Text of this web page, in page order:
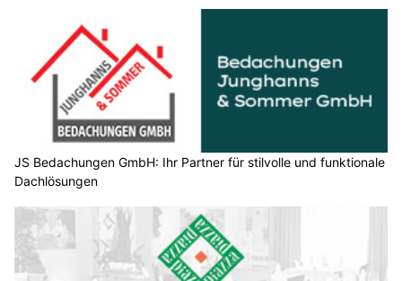
JS Bedachungen GmbH: Ihr Partner für stilvolle und funktionale
Dachlösungen